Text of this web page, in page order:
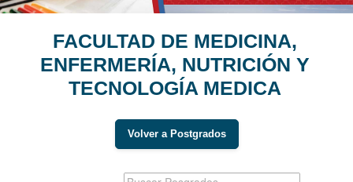
FACULTAD DE MEDICINA,
ENFERMERÍA, NUTRICIÓN Y
TECNOLOGÍA MEDICA
Volver a Postgrados